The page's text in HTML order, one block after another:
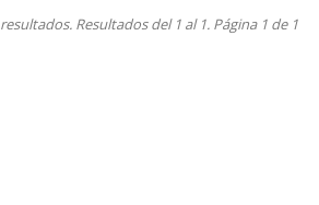
resultados. Resultados del 1 al 1. Página 1 de 1